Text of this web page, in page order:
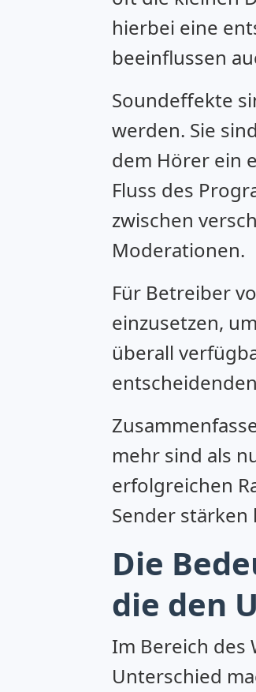
hierbei eine
beeinflussen
Soundeffekte
werden. Sie
dem Hörer ein
Fluss des
zwischen
Moderationen.
Für Betreiber
einzusetzen,
überall
mehr sind als
erfolgreichen
Sender stärken
Die
die den
Im Bereich des
Unterschied